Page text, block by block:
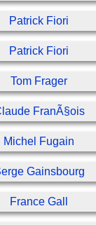
Patrick Fiori
Patrick Fiori
Tom Frager
FranÃ§ois
Michel Fugain
Gainsbourg
France Gall